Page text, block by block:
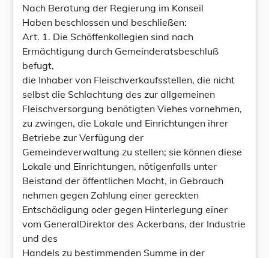
Nach Beratung der Regierung im Konseil
Haben beschlossen und beschließen:
Art. 1. Die Schöffenkollegien sind nach
Ermächtigung durch Gemeinderatsbeschluß
befugt,
die Inhaber von Fleischverkaufsstellen, die nicht
selbst die Schlachtung des zur allgemeinen
Fleischversorgung benötigten Viehes vornehmen,
zu zwingen, die Lokale und Einrichtungen ihrer
Betriebe zur Verfügung der
Gemeindeverwaltung zu stellen; sie können diese
Lokale und Einrichtungen, nötigenfalls unter
Beistand der öffentlichen Macht, in Gebrauch
nehmen gegen Zahlung einer gereckten
Entschädigung oder gegen Hinterlegung einer
vom GeneralDirektor des Ackerbans, der Industrie
und des
Handels zu bestimmenden Summe in der